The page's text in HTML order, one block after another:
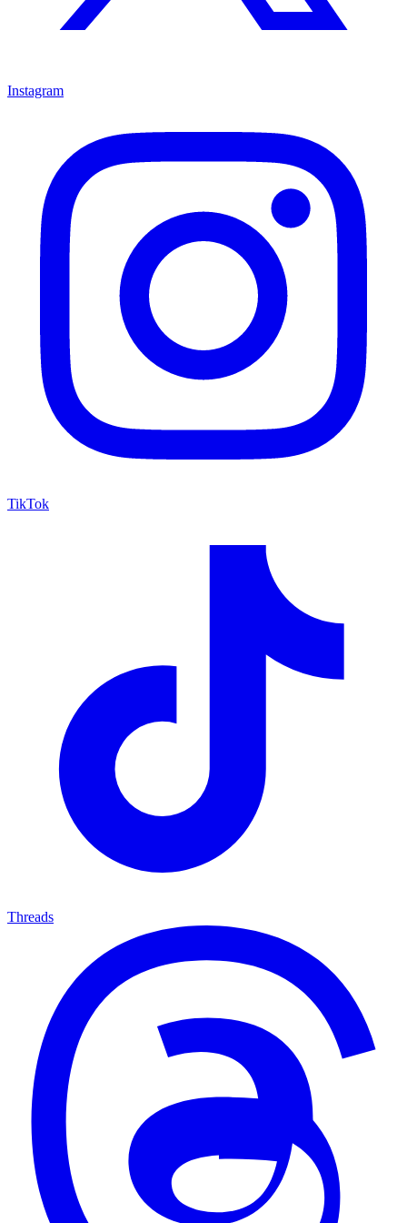
Instagram
TikTok
Threads